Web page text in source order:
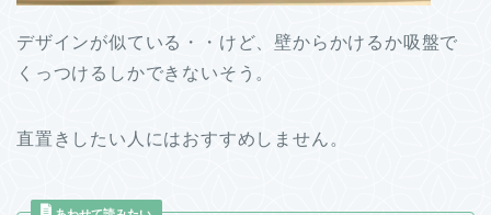
デザインが似ている・・けど、壁からかけるか吸盤で
くっつけるしかできないそう。
直置きしたい人にはおすすめしません。